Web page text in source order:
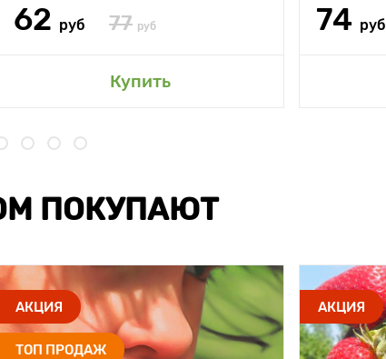
62 руб 77 руб
Купить
74 руб
ПОКУПАЮТ
АКЦИЯ
ТОП ПРОДАЖ
АКЦИЯ